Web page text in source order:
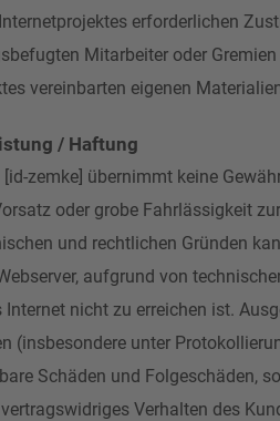
erforderlichen
Mitarbeiter oder
vereinbarten eigenen
/ Haftung
zemke] übernimmt keine
oder grobe Fahrlässigkeit
und rechtlichen Gründen
aufgrund von
Internet nicht zu erreichen ist.
(insbesondere unter
Schäden und Folgeschäden,
Verhalten des